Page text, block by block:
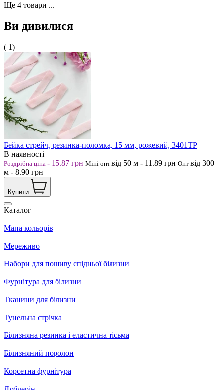
Ще 4 товари ...
Ви дивилися
( 1)
Бейка стрейч, резинка-поломка, 15 мм, рожевий, 3401ТР
В наявності
Роздрібна ціна - 15.87 грн Міні опт від 50 м - 11.89 грн Опт від 300
м - 8.90 грн
Купити
Каталог
Мапа кольорів
Мереживо
Набори для пошиву спідньої білизни
Фурнітура для білизни
Тканини для білизни
Тунельна стрічка
Білизняна резинка і еластична тісьма
Білизняний поролон
Корсетна фурнітура